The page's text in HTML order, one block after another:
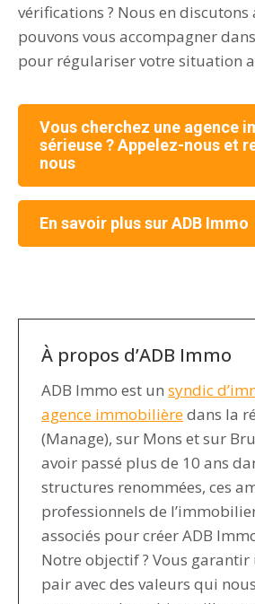
vérifications ? Nous en discutons
pouvons vous accompagner
pour régulariser votre situation
Vous cherchez une agence
sérieuse ? Appelez-nous et
nous
En savoir plus sur ADB Immo
À propos d’ADB Immo
ADB Immo est un syndic
agence immobilièredans la
(Manage), sur Mons et sur
avoir passé plus de 10 ans
structures renommées, ces
professionnels de
associés pour créer ADB
Notre objectif ? Vous garantir
pair avec des valeurs qui nous